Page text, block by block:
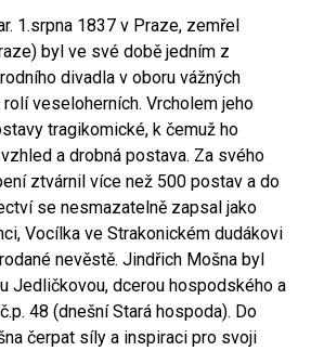
1.srpna 1837 v Praze, zemřel
byl ve své době jedním z
divadla v oboru vážných
veseloherních. Vrcholem jeho
tragikomické, k čemuž ho
a drobná postava. Za svého
ztvárnil více než 500 postav a do
se nesmazatelně zapsal jako
Vocílka ve Strakonickém dudákovi
nevěstě. Jindřich Mošna byl
Jedličkovou, dcerou hospodského a
48 (dnešní Stará hospoda). Do
čerpat síly a inspiraci pro svoji